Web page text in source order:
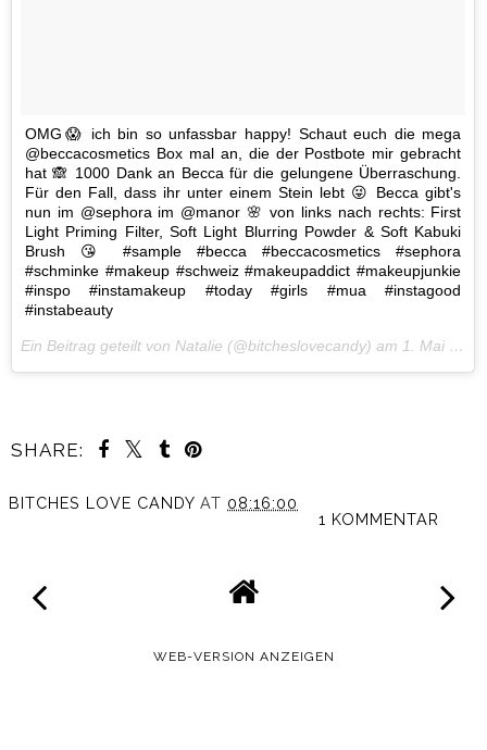
OMG😱 ich bin so unfassbar happy! Schaut euch die mega
@beccacosmetics Box mal an, die der Postbote mir gebracht
hat 🙈 1000 Dank an Becca für die gelungene Überraschung.
Für den Fall, dass ihr unter einem Stein lebt 😜 Becca gibt's
nun im @sephora im @manor 🌸 von links nach rechts: First
Light Priming Filter, Soft Light Blurring Powder & Soft Kabuki
Brush 😘 #sample #becca #beccacosmetics #sephora
#schminke #makeup #schweiz #makeupaddict #makeupjunkie
#inspo #instamakeup #today #girls #mua #instagood
#instabeauty
Ein Beitrag geteilt von Natalie (@bitcheslovecandy) am 1. Mai 2017 um 5:10 Uhr
SHARE:
BITCHES LOVE CANDY AT 08:16:00
1 KOMMENTAR
WEB-VERSION ANZEIGEN